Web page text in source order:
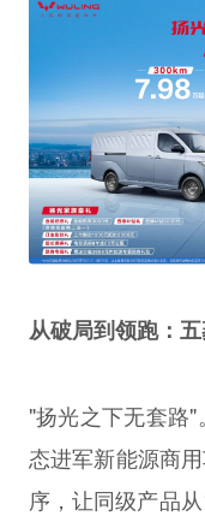
从破局到领跑：
"扬光之下无套路
态进军新能源商
序，让同级产品